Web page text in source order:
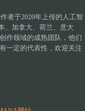
者于2020年上传的人工智
、加拿大、荷兰、意大
作领域的成熟团队，他们
一定的代表性，欢迎关注